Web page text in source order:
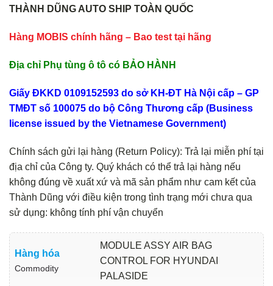
THÀNH DŨNG AUTO SHIP TOÀN QUỐC
Hàng MOBIS chính hãng – Bao test tại hãng
Địa chỉ Phụ tùng ô tô có BẢO HÀNH
Giấy ĐKKD 0109152593 do sở KH-ĐT Hà Nội cấp – GP
TMĐT số 100075 do bộ Công Thương cấp (Business
license issued by the Vietnamese Government)
Chính sách gửi lại hàng (Return Policy): Trả lại miễn phí tại
địa chỉ của Công ty. Quý khách có thể trả lại hàng nếu
không đúng về xuất xứ và mã sản phẩm như cam kết của
Thành Dũng với điều kiện trong tình trạng mới chưa qua
sử dụng: không tính phí vận chuyển
Hàng hóa
Commodity
MODULE ASSY AIR BAG
CONTROL FOR HYUNDAI
PALASIDE